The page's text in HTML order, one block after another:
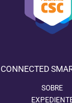
CONNECTED
SOBRE